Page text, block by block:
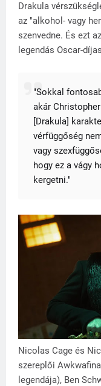
Drakula
az "alkohol- vagy
szenvedne. És ezt
legendás Oscar-
"Sokkal
akár
[Drakula]
vérfüggőség
vagy
hogy ez a vágy
kergetni."
Nicolas Cage és
szereplői
legendája), Ben